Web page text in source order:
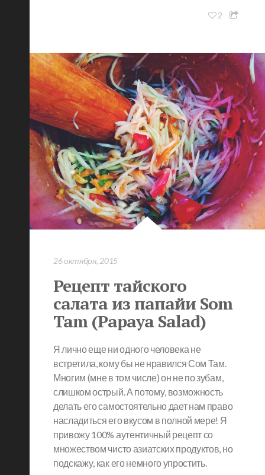
2
26 октября, 2015
Рецепт тайского
салата из папайи Som
Tam (Papaya Salad)
Я лично еще ни одного человека не
встретила, кому бы не нравился Сом Там.
Многим (мне в том числе) он не по зубам,
слишком острый. А потому, возможность
делать его самостоятельно дает нам право
насладиться его вкусом в полной мере! Я
привожу 100% аутентичный рецепт со
множеством чисто азиатских продуктов, но
подскажу, как его немного упростить.